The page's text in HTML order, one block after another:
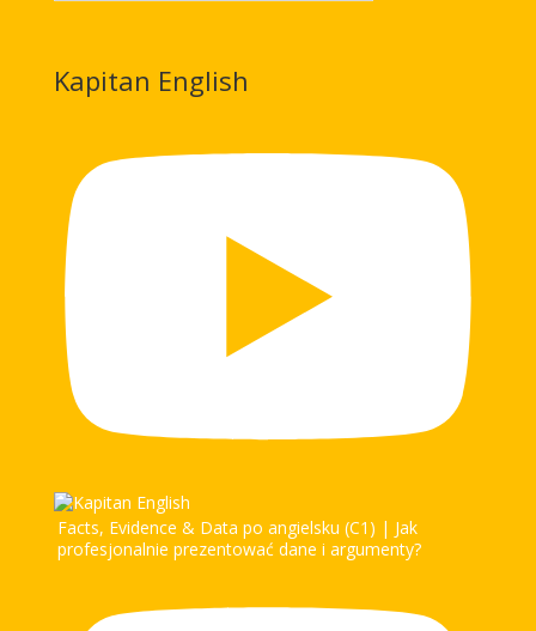
Kapitan English
Facts, Evidence & Data po angielsku (C1) | Jak
profesjonalnie prezentować dane i argumenty?